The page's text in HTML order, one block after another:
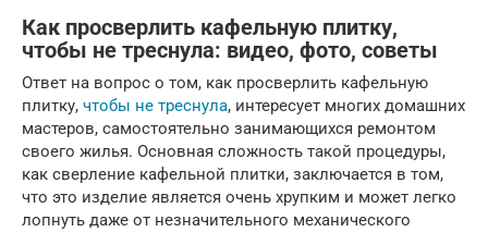
Как просверлить кафельную плитку,
чтобы не треснула: видео, фото, советы
Ответ на вопрос о том, как просверлить кафельную
плитку, чтобы не треснула, интересует многих домашних
мастеров, самостоятельно занимающихся ремонтом
своего жилья. Основная сложность такой процедуры,
как сверление кафельной плитки, заключается в том,
что это изделие является очень хрупким и может легко
лопнуть даже от незначительного механического